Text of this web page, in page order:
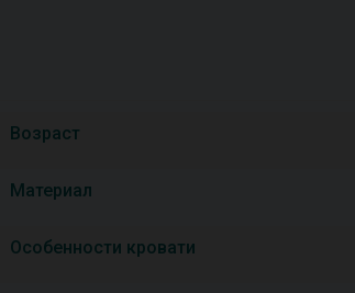
Возраст
Материал
Особенности кровати